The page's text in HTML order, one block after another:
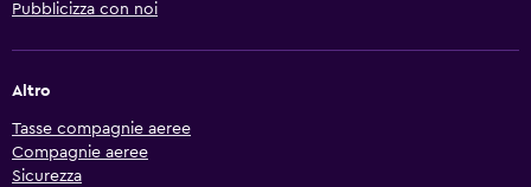
Pubblicizza con noi
Altro
Tasse compagnie aeree
Compagnie aeree
Sicurezza